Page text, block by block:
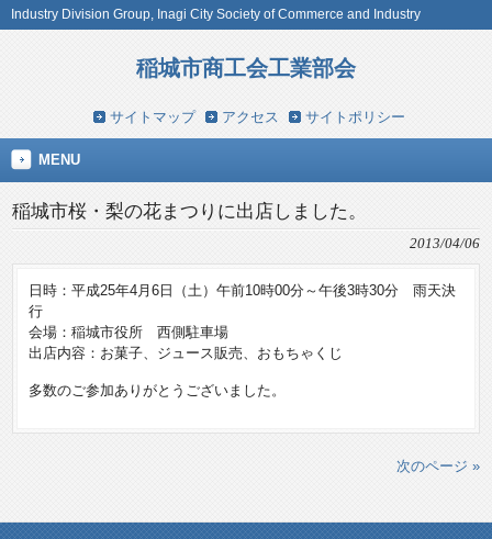
Industry Division Group, Inagi City Society of Commerce and Industry
稲城市商工会工業部会
サイトマップ アクセス サイトポリシー
MENU
稲城市桜・梨の花まつりに出店しました。
2013/04/06
日時：平成25年4月6日（土）午前10時00分～午後3時30分 雨天決
行
会場：稲城市役所 西側駐車場
出店内容：お菓子、ジュース販売、おもちゃくじ
多数のご参加ありがとうございました。
次のページ »